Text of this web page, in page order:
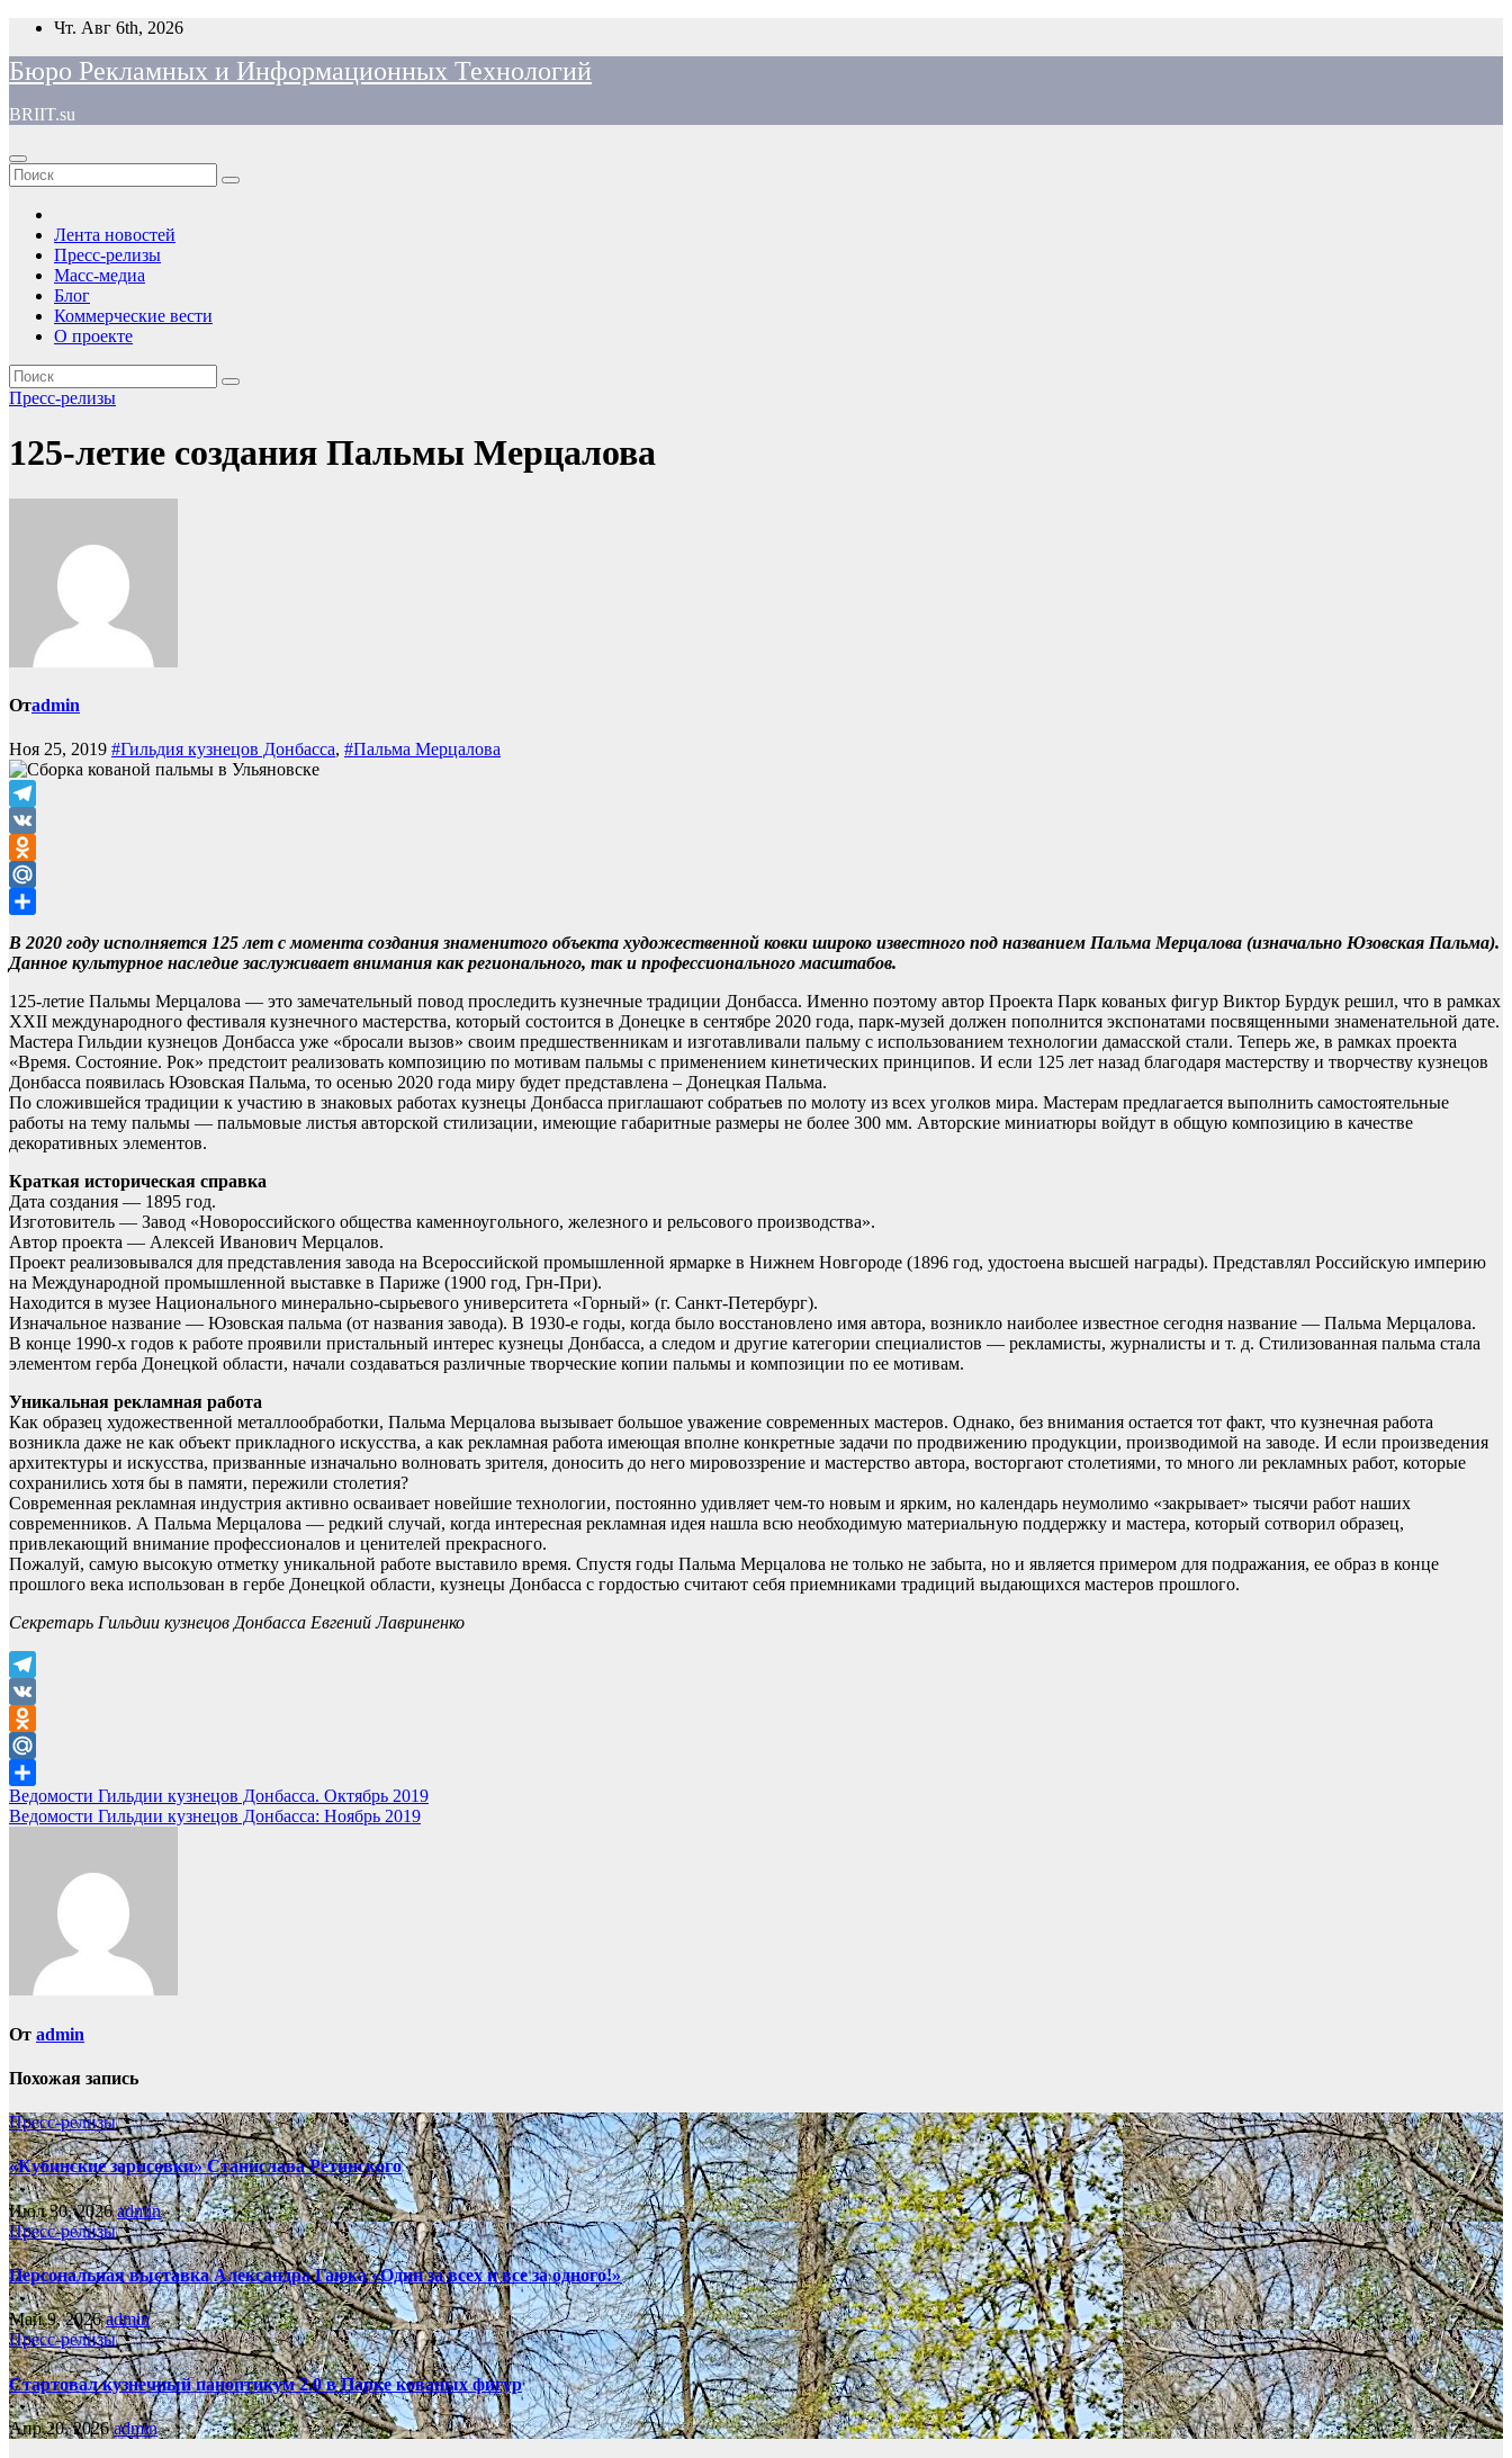
Перейти
содержимому
Чт. Авг 6th, 2026
Бюро Рекламных и Информационных Технологий
BRIIT.su
Лента новостей
Пресс-релизы
Масс-медиа
Блог
Коммерческие вести
О проекте
Пресс-релизы
125-летие создания Пальмы Мерцалова
Отadmin
Ноя 25, 2019 #Гильдия кузнецов Донбасса, #Пальма Мерцалова
Telegram
VK
Odnoklassniki
Mail.Ru
В 2020 году исполняется 125 лет с момента создания знаменитого объекта художественной ковки широко известного под названием Пальма Мерцалова (изначально Юзовская Пальма).
Данное культурное наследие заслуживает внимания как регионального, так и профессионального масштабов.
125-летие Пальмы Мерцалова — это замечательный повод проследить кузнечные традиции Донбасса. Именно поэтому автор Проекта Парк кованых фигур Виктор Бурдук решил, что в рамках
XXII международного фестиваля кузнечного мастерства, который состоится в Донецке в сентябре 2020 года, парк-музей должен пополнится экспонатами посвященными знаменательной дате.
Мастера Гильдии кузнецов Донбасса уже «бросали вызов» своим предшественникам и изготавливали пальму с использованием технологии дамасской стали. Теперь же, в рамках проекта
«Время. Состояние. Рок» предстоит реализовать композицию по мотивам пальмы с применением кинетических принципов. И если 125 лет назад благодаря мастерству и творчеству кузнецов
Донбасса появилась Юзовская Пальма, то осенью 2020 года миру будет представлена – Донецкая Пальма.
По сложившейся традиции к участию в знаковых работах кузнецы Донбасса приглашают собратьев по молоту из всех уголков мира. Мастерам предлагается выполнить самостоятельные
работы на тему пальмы — пальмовые листья авторской стилизации, имеющие габаритные размеры не более 300 мм. Авторские миниатюры войдут в общую композицию в качестве
декоративных элементов.
Краткая историческая справка
Дата создания — 1895 год.
Изготовитель — Завод «Новороссийского общества каменноугольного, железного и рельсового производства».
Автор проекта — Алексей Иванович Мерцалов.
Проект реализовывался для представления завода на Всероссийской промышленной ярмарке в Нижнем Новгороде (1896 год, удостоена высшей награды). Представлял Российскую империю
на Международной промышленной выставке в Париже (1900 год, Грн-При).
Находится в музее Национального минерально-сырьевого университета «Горный» (г. Санкт-Петербург).
Изначальное название — Юзовская пальма (от названия завода). В 1930-е годы, когда было восстановлено имя автора, возникло наиболее известное сегодня название — Пальма Мерцалова.
В конце 1990-х годов к работе проявили пристальный интерес кузнецы Донбасса, а следом и другие категории специалистов — рекламисты, журналисты и т. д. Стилизованная пальма стала
элементом герба Донецкой области, начали создаваться различные творческие копии пальмы и композиции по ее мотивам.
Уникальная рекламная работа
Как образец художественной металлообработки, Пальма Мерцалова вызывает большое уважение современных мастеров. Однако, без внимания остается тот факт, что кузнечная работа
возникла даже не как объект прикладного искусства, а как рекламная работа имеющая вполне конкретные задачи по продвижению продукции, производимой на заводе. И если произведения
архитектуры и искусства, призванные изначально волновать зрителя, доносить до него мировоззрение и мастерство автора, восторгают столетиями, то много ли рекламных работ, которые
сохранились хотя бы в памяти, пережили столетия?
Современная рекламная индустрия активно осваивает новейшие технологии, постоянно удивляет чем-то новым и ярким, но календарь неумолимо «закрывает» тысячи работ наших
современников. А Пальма Мерцалова — редкий случай, когда интересная рекламная идея нашла всю необходимую материальную поддержку и мастера, который сотворил образец,
привлекающий внимание профессионалов и ценителей прекрасного.
Пожалуй, самую высокую отметку уникальной работе выставило время. Спустя годы Пальма Мерцалова не только не забыта, но и является примером для подражания, ее образ в конце
прошлого века использован в гербе Донецкой области, кузнецы Донбасса с гордостью считают себя приемниками традиций выдающихся мастеров прошлого.
Секретарь Гильдии кузнецов Донбасса Евгений Лавриненко
Telegram
VK
Odnoklassniki
Mail.Ru
Отправить
Навигация
по
Ведомости Гильдии кузнецов Донбасса. Октябрь 2019
Ведомости Гильдии кузнецов Донбасса: Ноябрь 2019
От admin
Похожая запись
Пресс-релизы
«Кубинские зарисовки» Станислава Ретинского
Июл 30, 2026admin
Пресс-релизы
Персональная выставка Александра Гаюка «Один за всех и все за одного!»
Май 9, 2026admin
Пресс-релизы
Стартовал кузнечный паноптикум 2.0 в Парке кованых фигур
Апр 20, 2026admin